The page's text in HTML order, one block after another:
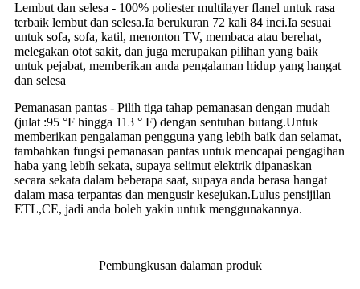
Lembut dan selesa - 100% poliester multilayer flanel untuk rasa
terbaik lembut dan selesa.Ia berukuran 72 kali 84 inci.Ia sesuai
untuk sofa, sofa, katil, menonton TV, membaca atau berehat,
melegakan otot sakit, dan juga merupakan pilihan yang baik
untuk pejabat, memberikan anda pengalaman hidup yang hangat
dan selesa
Pemanasan pantas - Pilih tiga tahap pemanasan dengan mudah
(julat :95 °F hingga 113 ° F) dengan sentuhan butang.Untuk
memberikan pengalaman pengguna yang lebih baik dan selamat,
tambahkan fungsi pemanasan pantas untuk mencapai pengagihan
haba yang lebih sekata, supaya selimut elektrik dipanaskan
secara sekata dalam beberapa saat, supaya anda berasa hangat
dalam masa terpantas dan mengusir kesejukan.Lulus pensijilan
ETL,CE, jadi anda boleh yakin untuk menggunakannya.
Pembungkusan dalaman produk